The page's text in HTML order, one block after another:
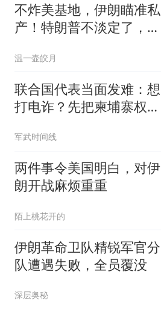
不炸美基地，伊朗瞄准私
产！特朗普不淡定了，被
温一壶皎月
联合国代表当面发难：想
打电诈？先把柬埔寨权贵
军武时间线
两件事令美国明白，对伊
朗开战麻烦重重
陌上桃花开的
伊朗革命卫队精锐军官分
队遭遇失败，全员覆没
深层奥秘